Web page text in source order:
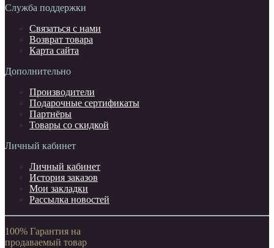
Служба поддержки
Связаться с нами
Возврат товара
Карта сайта
Дополнительно
Производители
Подарочные сертификаты
Партнёры
Товары со скидкой
Личный кабинет
Личный кабинет
История заказов
Мои закладки
Рассылка новостей
100% Гарантия на
продаваемый товар